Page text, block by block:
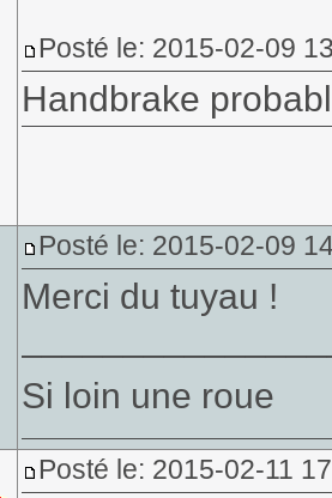
Posté le: 2015-02-09
Handbrake
Posté le: 2015-02-09
Merci du tuyau !
Si loin une roue
Posté le: 2015-02-11